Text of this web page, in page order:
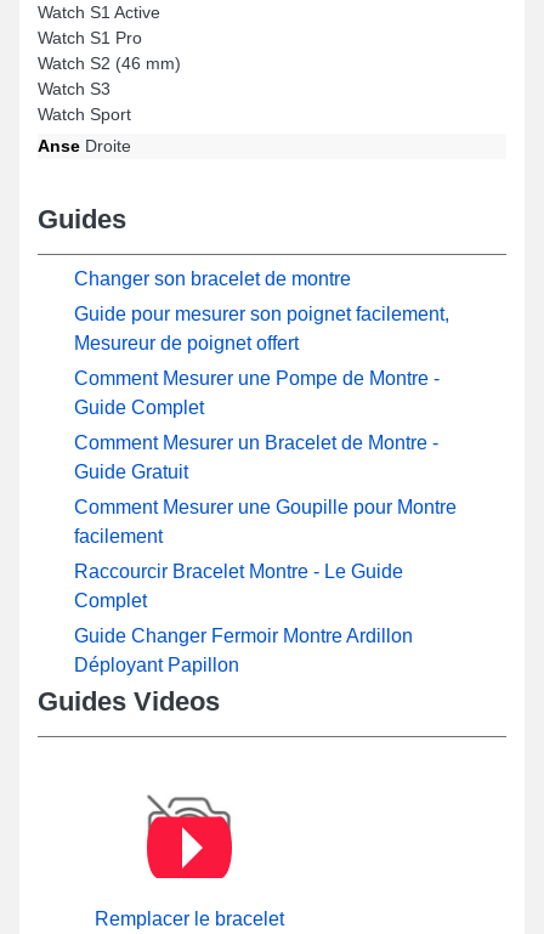
Watch S1 Active
Watch S1 Pro
Watch S2 (46 mm)
Watch S3
Watch Sport
Anse Droite
Guides
Changer son bracelet de montre
Guide pour mesurer son poignet facilement,
Mesureur de poignet offert
Comment Mesurer une Pompe de Montre -
Guide Complet
Comment Mesurer un Bracelet de Montre -
Guide Gratuit
Comment Mesurer une Goupille pour Montre
facilement
Raccourcir Bracelet Montre - Le Guide
Complet
Guide Changer Fermoir Montre Ardillon
Déployant Papillon
Guides Videos
Remplacer le bracelet